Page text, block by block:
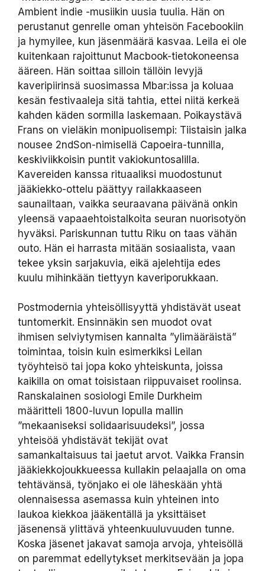
Ambient indie -musiikin uusia tuulia. Hän on
perustanut genrelle oman yhteisön Facebookiin
ja hymyilee, kun jäsenmäärä kasvaa. Leila ei ole
kuitenkaan rajoittunut Macbook-tietokoneensa
ääreen. Hän soittaa silloin tällöin levyjä
kaveripiirinsä suosimassa Mbar:issa ja koluaa
kesän festivaaleja sitä tahtia, ettei niitä kerkeä
kahden käden sormilla laskemaan. Poikaystävä
Frans on vieläkin monipuolisempi: Tiistaisin jalka
nousee 2ndSon-nimisellä Capoeira-tunnilla,
keskiviikkoisin puntit vakiokuntosalilla.
Kavereiden kanssa rituaaliksi muodostunut
jääkiekko-ottelu päättyy railakkaaseen
saunailtaan, vaikka seuraavana päivänä onkin
yleensä vapaaehtoistalkoita seuran nuorisotyön
hyväksi. Pariskunnan tuttu Riku on taas vähän
outo. Hän ei harrasta mitään sosiaalista, vaan
tekee yksin sarjakuvia, eikä ajelehtija edes
kuulu mihinkään tiettyyn kaveriporukkaan.
Postmodernia yhteisöllisyyttä yhdistävät useat
tuntomerkit. Ensinnäkin sen muodot ovat
ihmisen selviytymisen kannalta ”ylimääräistä”
toimintaa, toisin kuin esimerkiksi Leilan
työyhteisö tai jopa koko yhteiskunta, joissa
kaikilla on omat toisistaan riippuvaiset roolinsa.
Ranskalainen sosiologi Emile Durkheim
määritteli 1800-luvun lopulla mallin
”mekaaniseksi solidaarisuudeksi”, jossa
yhteisöä yhdistävät tekijät ovat
samankaltaisuus tai jaetut arvot. Vaikka Fransin
jääkiekkojoukkueessa kullakin pelaajalla on oma
tehtävänsä, työnjako ei ole läheskään yhtä
olennaisessa asemassa kuin yhteinen into
laukoa kiekkoa jääkentällä ja yksittäiset
jäsenensä ylittävä yhteenkuuluvuuden tunne.
Koska jäsenet jakavat samoja arvoja, yhteisöllä
on paremmat edellytykset merkitsevään ja jopa